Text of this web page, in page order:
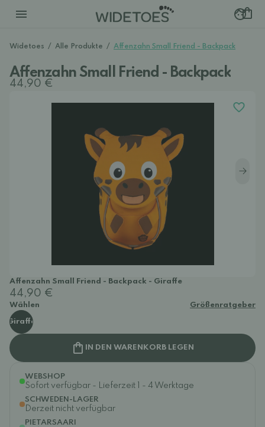
Widetoes / Alle Produkte / Affenzahn Small Friend - Backpack
Affenzahn Small Friend - Backpack
44,90 €
Affenzahn Small Friend - Backpack - Giraffe
44,90 €
Wählen Größenratgeber
Giraffe
IN DEN WARENKORB LEGEN
WEBSHOP
Sofort verfügbar - Lieferzeit 1 - 4 Werktage
SCHWEDEN-LAGER
Derzeit nicht verfügbar
PIETARSAARI